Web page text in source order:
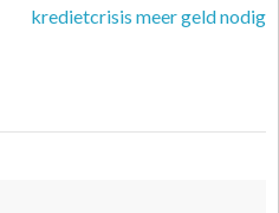
kredietcrisis meer geld nodig